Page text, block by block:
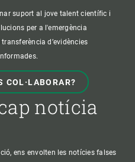
suport al jove talent científic i
per a l'emergència
d’evidències
COL·LABORAR?
notícia
ens envolten les notícies falses